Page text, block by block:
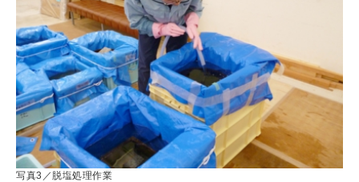
写真3／脱塩処理作業